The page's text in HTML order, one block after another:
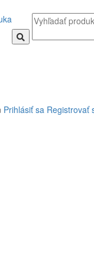
Prihlásiť sa Registrovať